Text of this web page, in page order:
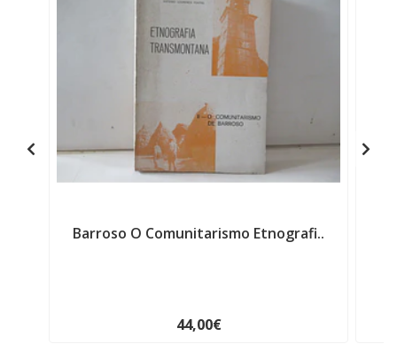
Barroso O Comunitarismo Etnografi..
44,00€